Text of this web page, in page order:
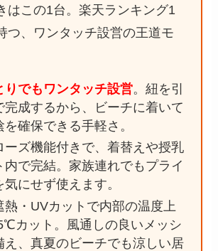
はこの1台。楽天ランキング1
つ、ワンタッチ設営の王道モ
りでもワンタッチ設営。紐を引
完成するから、ビーチに着いて
確保できる手軽さ。
ーズ機能付きで、着替えや授乳
内で完結。家族連れでもプライ
にせず使えます。
熱・UVカットで内部の温度上
カット。風通しの良いメッシ
え、真夏のビーチでも涼しい居